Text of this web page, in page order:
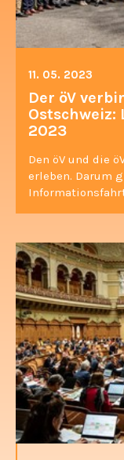
11. 05. 2023
Der öV
2023
Den öV und die
erleben. Darum